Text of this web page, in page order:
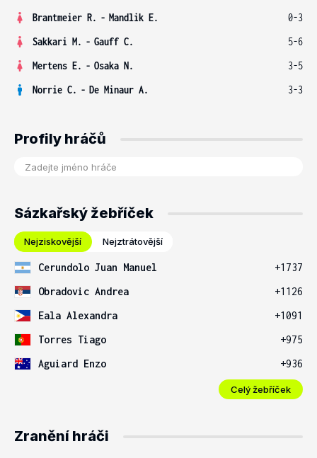
Brantmeier R. - Mandlik E.
0-3
Sakkari M. - Gauff C.
5-6
Mertens E. - Osaka N.
3-5
Norrie C. - De Minaur A. 3-3
Profily hráčů
Sázkařský žebříček
Nejziskovější Nejztrátovější
Cerundolo Juan Manuel
+1737
Obradovic Andrea
+1126
Eala Alexandra
+1091
Torres Tiago
+975
Aguiard Enzo
+936
Celý žebříček
Zranění hráči